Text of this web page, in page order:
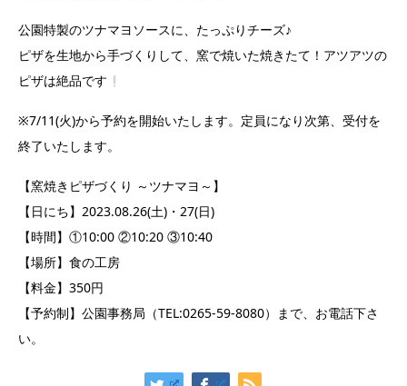
公園特製のツナマヨソースに、たっぷりチーズ♪
ピザを生地から手づくりして、窯で焼いた焼きたて！アツアツの
ピザは絶品です
※7/11(火)から予約を開始いたします。定員になり次第、受付を
終了いたします。
【窯焼きピザづくり ～ツナマヨ～】
【日にち】2023.08.26(土)・27(日)
【時間】①10:00 ②10:20 ③10:40
【場所】食の工房
【料金】350円
【予約制】公園事務局（TEL:0265-59-8080）まで、お電話下さ
い。